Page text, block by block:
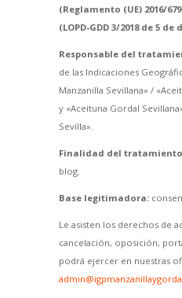
(Reglamento (UE) 2016/
(LOPD-GDD 3/2018 de 5 de
Responsable del
de las Indicaciones
Manzanilla Sevillana» /
y «Aceituna Gordal
Sevilla».
Finalidad del
blog.
Base legitimadora:
Le asisten los derechos de
cancelación, oposición,
podrá ejercer en nuestras